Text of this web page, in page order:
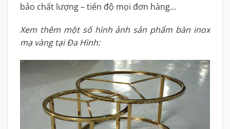
bảo chất lượng – tiến độ mọi đơn hàng…
Xem thêm một số hình ảnh sản phẩm bàn inox
mạ vàng tại Đa Hình: